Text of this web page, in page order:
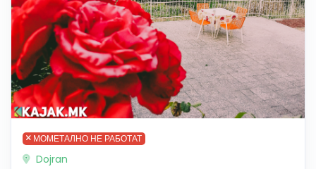
МОМЕТАЛНО НЕ РАБОТАТ
Dojran